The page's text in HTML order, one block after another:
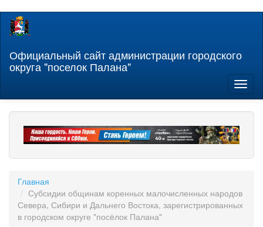
Перейти
содержанию
Официальный сайт администрации городского
округа "поселок Палана"
Главная
Субсидии общинам коренных малочисленных народов
Севера, Сибири и Дальнего Востока, зарегистрированных
в городском округе "посёлок Палана"